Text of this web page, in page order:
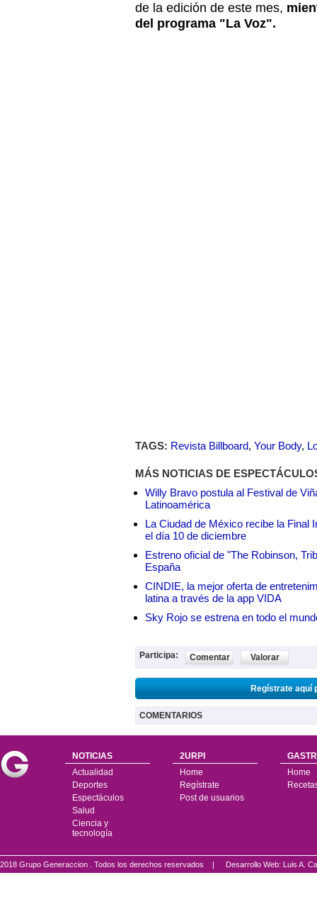
de la edición de este mes,
del programa "La Voz".
TAGS: Revista Billboard, Your Body,
MÁS NOTICIAS DE
Willy Bravo postula al Festival de
Latinoamérica
La Ciudad de México recibe la Final
el día 10 de diciembre
Estreno oficial de "The Robinson,
España
CINDIE, la mejor oferta de
latina a través de la app VIDA
Sky Rojo se estrena en todo el
Participa: Comentar Valorar
Regístrate aquí
COMENTARIOS
NOTICIAS
Actualidad
Deportes
Espectáculos
Salud
Ciencia y
tecnología
2URPI
Home
Regístrate
Post de usuarios
Home
2018 Grupo Generaccion . Todos los derechos reservados | Desarrollo Web: Luis